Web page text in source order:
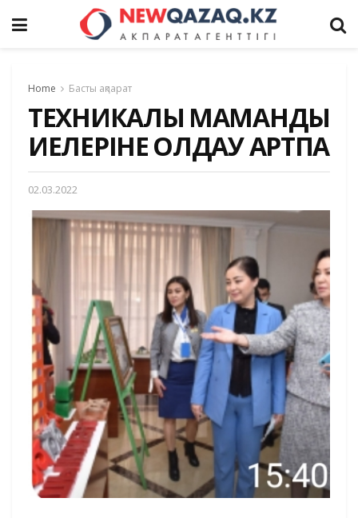
Home Басты ақпарат
ТЕХНИКАЛЫҚ МАМАНДЫҚ
ИЕЛЕРІНЕ ҚОЛДАУ АРТПАҚ
02.03.2022